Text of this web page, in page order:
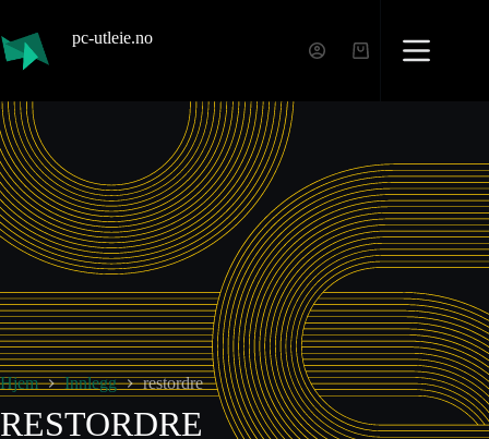
pc-utleie.no
Hjem Innlegg restordre
RESTORDRE